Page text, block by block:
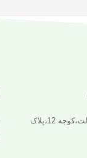
تهران،خیالان رسالت،کوجه 12،پلاک